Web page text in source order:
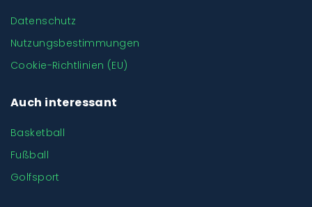
Datenschutz
Nutzungsbestimmungen
Cookie-Richtlinien (EU)
Auch interessant
Basketball
Fußball
Golfsport